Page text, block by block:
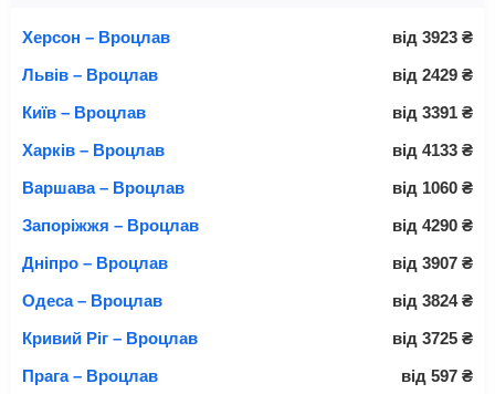
Херсон – Вроцлав від 3923 ₴
Львів – Вроцлав
від 2429 ₴
Київ – Вроцлав
від 3391 ₴
Харків – Вроцлав
від 4133 ₴
Варшава – Вроцлав
від 1060 ₴
Запоріжжя – Вроцлав
від 4290 ₴
Дніпро – Вроцлав
від 3907 ₴
Одеса – Вроцлав
від 3824 ₴
Кривий Ріг – Вроцлав
від 3725 ₴
Прага – Вроцлав
від 597 ₴